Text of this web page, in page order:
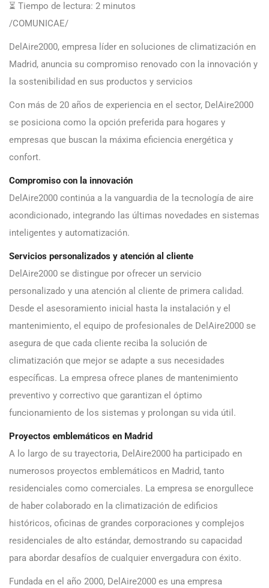
⏳ Tiempo de lectura: 2 minutos
/COMUNICAE/
DelAire2000, empresa líder en soluciones de climatización en
Madrid, anuncia su compromiso renovado con la innovación y
la sostenibilidad en sus productos y servicios
Con más de 20 años de experiencia en el sector, DelAire2000
se posiciona como la opción preferida para hogares y
empresas que buscan la máxima eficiencia energética y
confort.
Compromiso con la innovación
DelAire2000 continúa a la vanguardia de la tecnología de aire
acondicionado, integrando las últimas novedades en sistemas
inteligentes y automatización.
Servicios personalizados y atención al cliente
DelAire2000 se distingue por ofrecer un servicio
personalizado y una atención al cliente de primera calidad.
Desde el asesoramiento inicial hasta la instalación y el
mantenimiento, el equipo de profesionales de DelAire2000 se
asegura de que cada cliente reciba la solución de
climatización que mejor se adapte a sus necesidades
específicas. La empresa ofrece planes de mantenimiento
preventivo y correctivo que garantizan el óptimo
funcionamiento de los sistemas y prolongan su vida útil.
Proyectos emblemáticos en Madrid
A lo largo de su trayectoria, DelAire2000 ha participado en
numerosos proyectos emblemáticos en Madrid, tanto
residenciales como comerciales. La empresa se enorgullece
de haber colaborado en la climatización de edificios
históricos, oficinas de grandes corporaciones y complejos
residenciales de alto estándar, demostrando su capacidad
para abordar desafíos de cualquier envergadura con éxito.
Fundada en el año 2000, DelAire2000 es una empresa